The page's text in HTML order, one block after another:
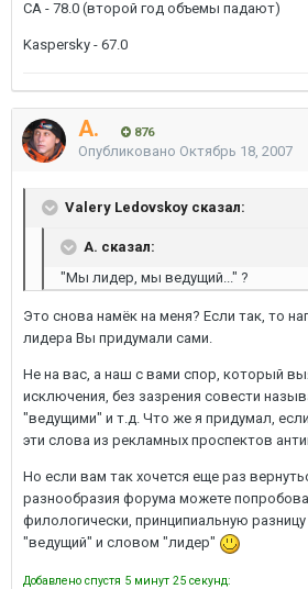
CA - 78.0 (второй год объемы падают)
Kaspersky - 67.0
A. 876
Опубликовано Октябрь 18, 2007
Valery Ledovskoy сказал:
A. сказал:
"Мы лидер, мы ведущий..." ?
Это снова намёк на меня? Если так, то
лидера Вы придумали сами.
Не на вас, а наш с вами спор, который
исключения, без зазрения совести
"ведущими" и т.д. Что же я придумал,
эти слова из рекламных проспектов
Но если вам так хочется еще раз
разнообразия форума можете
филологически, принципиальную
"ведущий" и словом "лидер"
Добавлено спустя 5 минут 25 секунд: